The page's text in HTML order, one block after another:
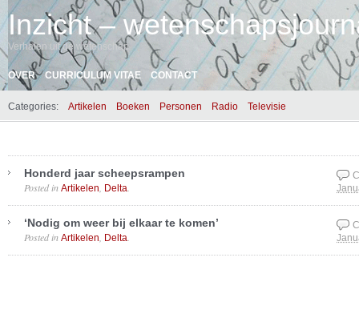
Inzicht –
Verhalen uit de wetenschap
OVER CURRICULUM VITAE CONTACT
Categories: Artikelen Boeken Personen Radio Televisie
Honderd jaar scheepsrampen
Posted in Artikelen Delta
‘Nodig om weer bij elkaar te komen’
Posted in Artikelen Delta